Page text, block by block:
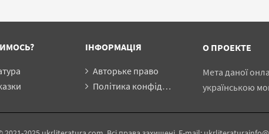
ІНФОРМАЦІЯ
Авторьке право
Політика конфіденційності
О ПРОЕКТЕ
Мета даної
українською